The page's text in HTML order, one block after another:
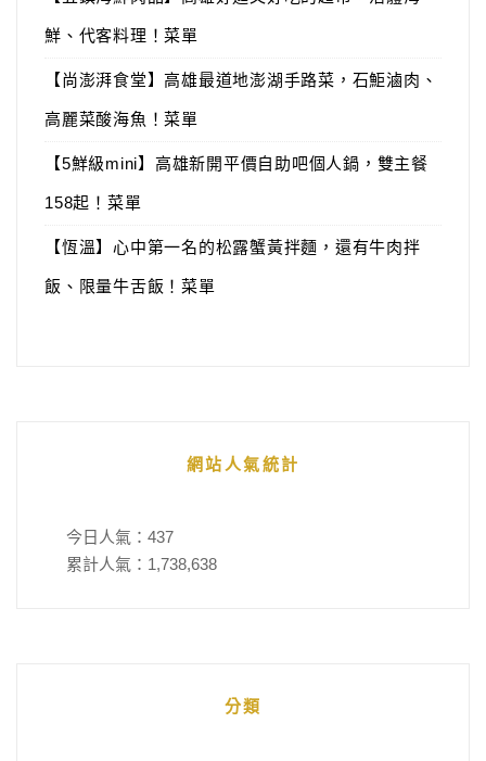
鮮、代客料理！菜單
【尚澎湃食堂】高雄最道地澎湖手路菜，石鮔滷肉、
高麗菜酸海魚！菜單
【5鮮級mini】高雄新開平價自助吧個人鍋，雙主餐
158起！菜單
【恆溫】心中第一名的松露蟹黃拌麵，還有牛肉拌
飯、限量牛舌飯！菜單
網站人氣統計
今日人氣： 437
累計人氣： 1,738,638
分類